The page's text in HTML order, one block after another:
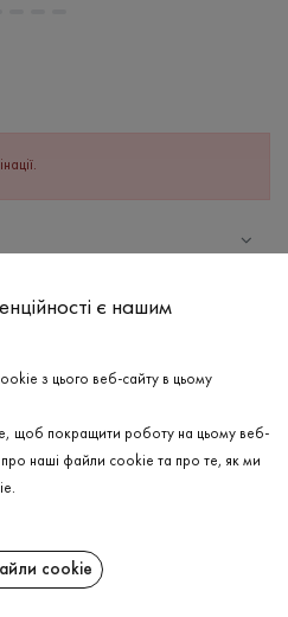
високоякісна бавовна та
має класичний короткий
швом. Завдяки
самі спекотні дні, відчувається
зі спортивним низом, так і
є нашим
з цього веб-сайту в цьому
щоб покращити роботу на цьому веб-
про наші файли cookie та про те, як ми
.
cookie